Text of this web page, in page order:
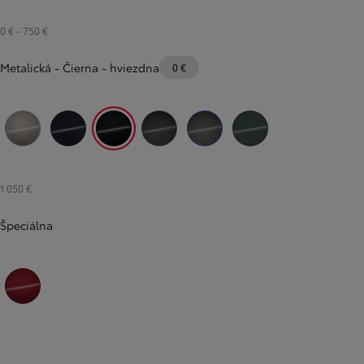
0 € - 750 €
Metalická - Čierna - hviezdna 0 €
Modrá - elitnáČierna - hviezdna
1 050 €
Špeciálna